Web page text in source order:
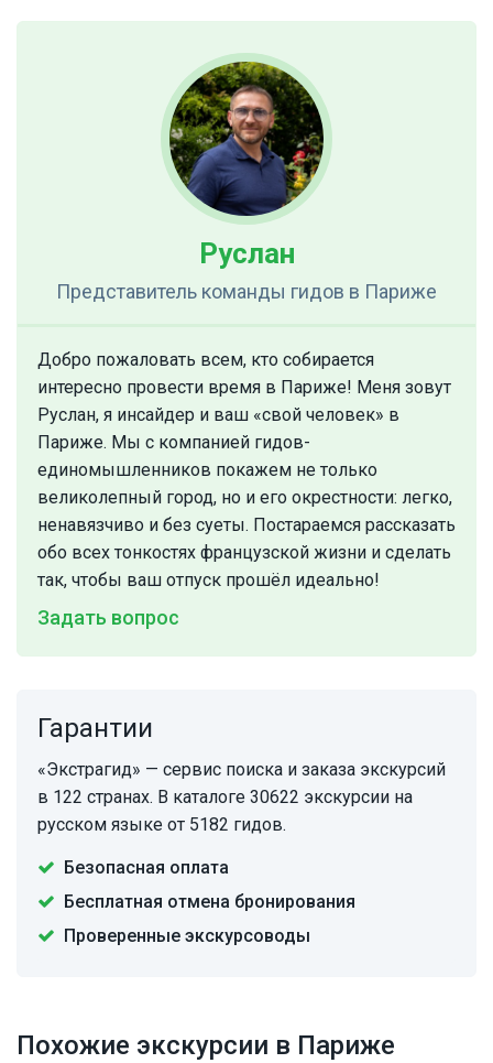
Руслан
Представитель команды гидов в Париже
Добро пожаловать всем, кто собирается
интересно провести время в Париже! Меня зовут
Руслан, я инсайдер и ваш «свой человек» в
Париже. Мы с компанией гидов-
единомышленников покажем не только
великолепный город, но и его окрестности: легко,
ненавязчиво и без суеты. Постараемся рассказать
обо всех тонкостях французской жизни и сделать
так, чтобы ваш отпуск прошёл идеально!
Задать вопрос
Гарантии
«Экстрагид» — сервис поиска и заказа экскурсий
в 122 странах. В каталоге 30622 экскурсии на
русском языке от 5182 гидов.
Безопасная оплата
Бесплатная отмена бронирования
Проверенные экскурсоводы
Похожие экскурсии в Париже